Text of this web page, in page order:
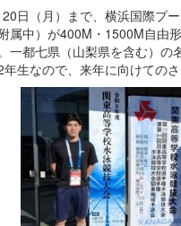
20日（月）まで、横浜国際プ
属中）が400M・1500M自由
一都七県（山梨県を含む）
生なので、来年に向けての